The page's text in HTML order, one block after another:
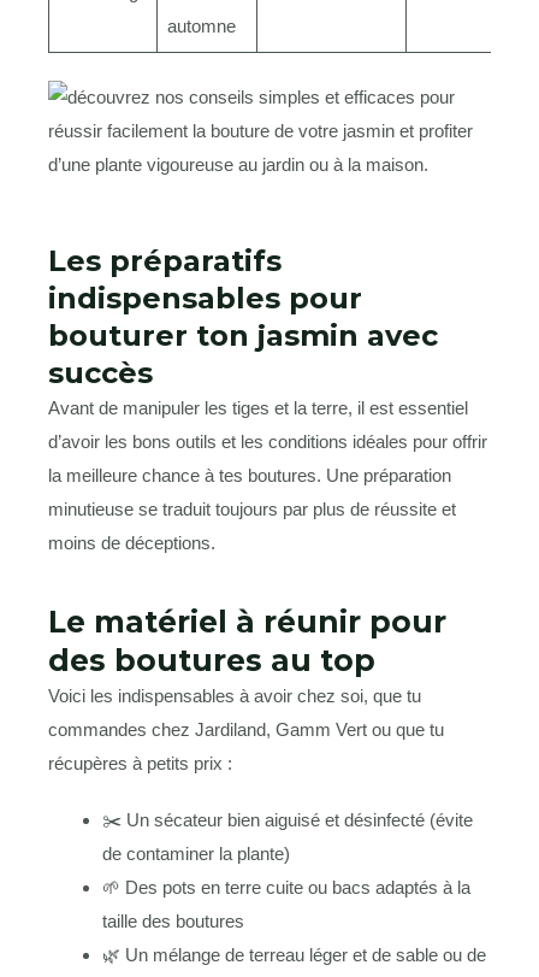
automne
Les préparatifs
indispensables pour
bouturer ton jasmin avec
succès
Avant de manipuler les tiges et la terre, il est essentiel
d’avoir les bons outils et les conditions idéales pour offrir
la meilleure chance à tes boutures. Une préparation
minutieuse se traduit toujours par plus de réussite et
moins de déceptions.
Le matériel à réunir pour
des boutures au top
Voici les indispensables à avoir chez soi, que tu
commandes chez Jardiland, Gamm Vert ou que tu
récupères à petits prix :
✂️ Un sécateur bien aiguisé et désinfecté (évite
de contaminer la plante)
🌱 Des pots en terre cuite ou bacs adaptés à la
taille des boutures
🌿 Un mélange de terreau léger et de sable ou de